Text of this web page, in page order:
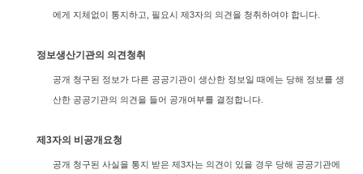
에게 지체없이 통지하고, 필요시 제3자의 의견을 청취하여야 합니다.
정보생산기관의 의견청취
공개 청구된 정보가 다른 공공기관이 생산한 정보일 때에는 당해 정보를 생
산한 공공기관의 의견을 들어 공개여부를 결정합니다.
제3자의 비공개요청
공개 청구된 사실을 통지 받은 제3자는 의견이 있을 경우 당해 공공기관에